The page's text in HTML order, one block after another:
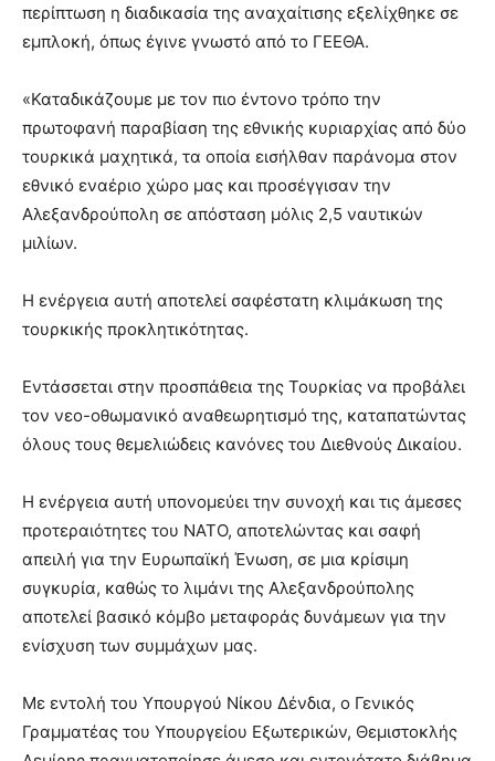
περίπτωση η διαδικασία της αναχαίτισης εξελίχθηκε σε
εμπλοκή, όπως έγινε γνωστό από το ΓΕΕΘΑ.
«Καταδικάζουμε με τον πιο έντονο τρόπο την
πρωτοφανή παραβίαση της εθνικής κυριαρχίας από δύο
τουρκικά μαχητικά, τα οποία εισήλθαν παράνομα στον
εθνικό εναέριο χώρο μας και προσέγγισαν την
Αλεξανδρούπολη σε απόσταση μόλις 2,5 ναυτικών
μιλίων.
Η ενέργεια αυτή αποτελεί σαφέστατη κλιμάκωση της
τουρκικής προκλητικότητας.
Εντάσσεται στην προσπάθεια της Τουρκίας να προβάλει
τον νεο-οθωμανικό αναθεωρητισμό της, καταπατώντας
όλους τους θεμελιώδεις κανόνες του Διεθνούς Δικαίου.
Η ενέργεια αυτή υπονομεύει την συνοχή και τις άμεσες
προτεραιότητες του ΝΑΤΟ, αποτελώντας και σαφή
απειλή για την Ευρωπαϊκή Ένωση, σε μια κρίσιμη
συγκυρία, καθώς το λιμάνι της Αλεξανδρούπολης
αποτελεί βασικό κόμβο μεταφοράς δυνάμεων για την
ενίσχυση των συμμάχων μας.
Με εντολή του Υπουργού Νίκου Δένδια, ο Γενικός
Γραμματέας του Υπουργείου Εξωτερικών, Θεμιστοκλής